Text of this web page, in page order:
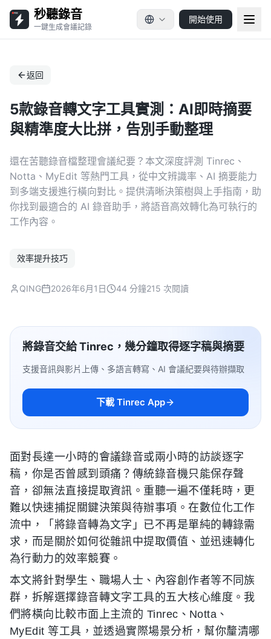
秒聽錄音
一鍵生成會議記錄
開始使用
返回
5款錄音轉文字工具實測：AI即時摘要
與精準度大比拼，告別手動整理
還在苦聽錄音檔整理會議紀要？本文深度評測 Tinrec、
Notta、MyEdit 等熱門工具，從中文辨識率、AI 摘要能力
到多端支援進行橫向對比。提供清晰決策樹與上手指南，助
你找到最適合的 AI 錄音助手，將語音高效轉化為可執行的
工作內容。
效率提升技巧
QING 2026年6月1日 44 分鐘215 次閱讀
將錄音交給 Tinrec，幾分鐘取得逐字稿與摘要
支援音訊與影片上傳、多語言轉寫、AI 會議紀要與待辦擷取
下載 Tinrec App
面對長達一小時的會議錄音或兩小時的訪談逐字
稿，你是否曾感到頭痛？傳統錄音機只能保存聲
音，卻無法直接提取資訊。重聽一遍不僅耗時，更
難以快速捕捉關鍵決策與待辦事項。在數位化工作
流中，「將錄音轉為文字」已不再是單純的轉錄需
求，而是關於如何從雜訊中提取價值、並迅速轉化
為行動力的效率競賽。
本文將針對學生、職場人士、內容創作者等不同族
群，拆解選擇錄音轉文字工具的五大核心維度。我
們將橫向比較市面上主流的 Tinrec、Notta、
MyEdit 等工具，並透過實際場景分析，幫你釐清哪